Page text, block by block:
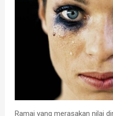
Ramai yang merasakan nilai